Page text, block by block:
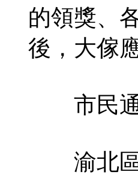
的領獎、
後，大傢
市民通
渝北區